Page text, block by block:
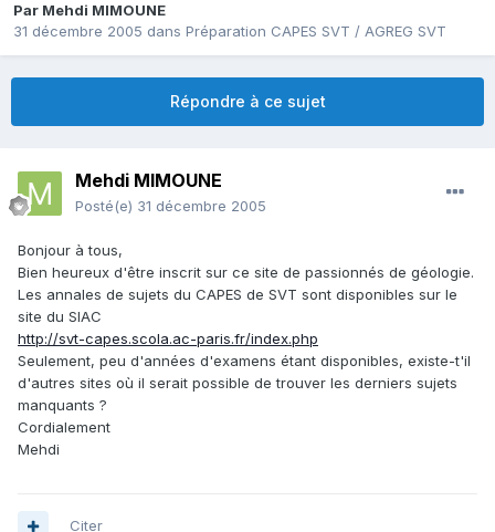
Par Mehdi MIMOUNE
31 décembre 2005 dans Préparation CAPES SVT / AGREG SVT
Répondre à ce sujet
Mehdi MIMOUNE
Posté(e) 31 décembre 2005
Bonjour à tous,
Bien heureux d'être inscrit sur ce site de passionnés de géologie.
Les annales de sujets du CAPES de SVT sont disponibles sur le
site du SIAC
http://svt-capes.scola.ac-paris.fr/index.php
Seulement, peu d'années d'examens étant disponibles, existe-t'il
d'autres sites où il serait possible de trouver les derniers sujets
manquants ?
Cordialement
Mehdi
Citer